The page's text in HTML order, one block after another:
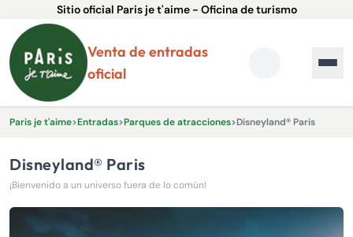
Sitio oficial Paris je t'aime - Oficina de turismo
Venta de entradas
oficial
Paris je t'aime>Entradas>Parques de atracciones>Disneyland® Paris
Disneyland® Paris
¡Bienvenido a un universo fuera de lo común!